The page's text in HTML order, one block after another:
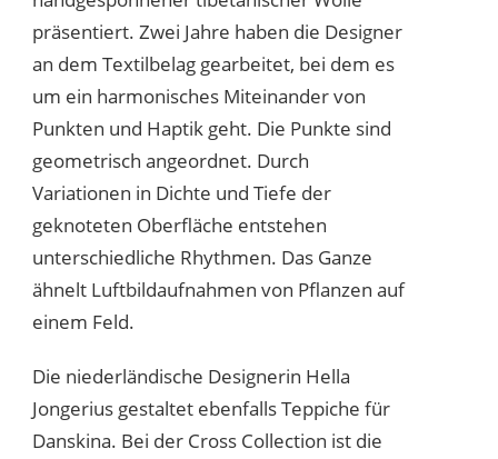
präsentiert. Zwei Jahre haben die Designer
an dem Textilbelag gearbeitet, bei dem es
um ein harmonisches Miteinander von
Punkten und Haptik geht. Die Punkte sind
geometrisch angeordnet. Durch
Variationen in Dichte und Tiefe der
geknoteten Oberfläche entstehen
unterschiedliche Rhythmen. Das Ganze
ähnelt Luftbildaufnahmen von Pflanzen auf
einem Feld.
Die niederländische Designerin Hella
Jongerius gestaltet ebenfalls Teppiche für
Danskina. Bei der Cross Collection ist die